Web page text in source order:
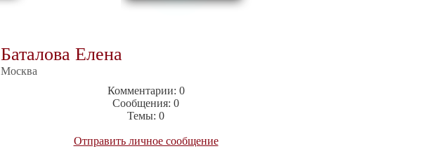
Баталова Елена
Москва
Комментарии: 0
Сообщения: 0
Темы: 0
Отправить личное сообщение